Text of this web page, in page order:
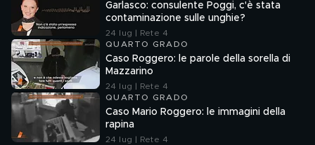
Garlasco: consulente Poggi, c'è stata
contaminazione sulle unghie?
24 lug | Rete 4
QUARTO GRADO
Caso Roggero: le parole della sorella di
Mazzarino
24 lug | Rete 4
QUARTO GRADO
Caso Mario Roggero: le immagini della
rapina
24 lug | Rete 4